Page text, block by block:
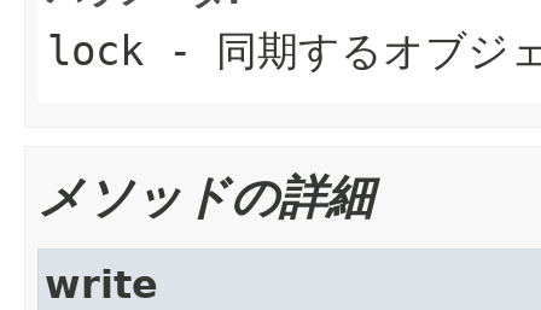
lock - 同期するオブジ
メソッドの詳細
write